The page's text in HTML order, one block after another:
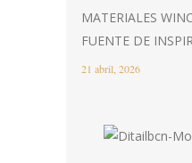
MATERIALES
FUENTE DE
21 abril, 2026